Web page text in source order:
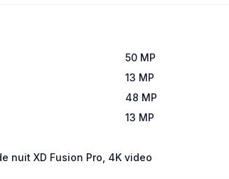
50 MP
13 MP
48 MP
13 MP
nuit XD Fusion Pro, 4K video